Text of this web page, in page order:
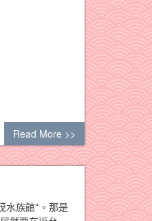
Read More >>
水族館“。那是